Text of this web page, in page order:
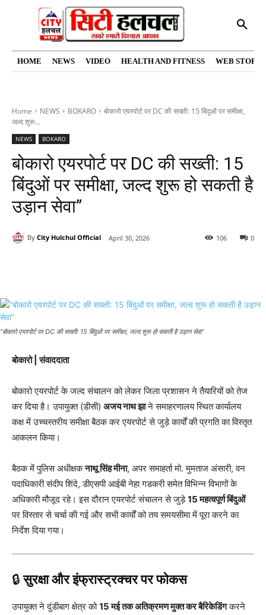
HOME NEWS VIDEO HEALTH AND FITNESS WEB
Home NEWS BOKARO
बोकारो एयरपोर्ट पर DC की सख्ती: 15 बिंदुओं पर समीक्षा,
जल्द शुरू...
NEWS BOKARO
बोकारो एयरपोर्ट पर DC की सख्ती: 15
बिंदुओं पर समीक्षा, जल्द शुरू हो सकती है
उड़ान सेवा”
By City Hulchul Official April 30, 2026 0
106
“बोकारो एयरपोर्ट पर DC की सख्ती: 15 बिंदुओं पर समीक्षा, जल्द शुरू हो सकती है उड़ान सेवा”
बोकारो | संवाददाता
बोकारो एयरपोर्ट के जल्द संचालन को लेकर जिला प्रशासन ने तैयारियों को तेज
कर दिया है। उपायुक्त (डीसी) अजय नाथ झाने समाहरणालय स्थित कार्यालय
कक्ष में उच्चस्तरीय समीक्षा बैठक कर एयरपोर्ट से जुड़े कार्यों की प्रगति का विस्तृत
आकलन किया।
बैठक में पुलिस अधीक्षकनाथू सिंह मीना, अपर समाहर्ता मो. मुमताज अंसारी, वन
पदाधिकारी संदीप शिंदे, डीएसपी आईबी नेहा गडकरी समेत विभिन्न विभागों के
अधिकारी मौजूद रहे। इस दौरान एयरपोर्ट संचालन से जुड़े15 महत्वपूर्ण बिंदुओं
पर विस्तार से चर्चा की गई और सभी कार्यों को तय समयसीमा में पूरा करने का
निर्देश दिया गया।
🔒सुरक्षा और इंफ्रास्ट्रक्चर पर फोकस
उपायुक्त ने दुंडीबाग क्षेत्र को15 मई तक अतिक्रमण मुक्त कर बैरिकेडिंगकरने